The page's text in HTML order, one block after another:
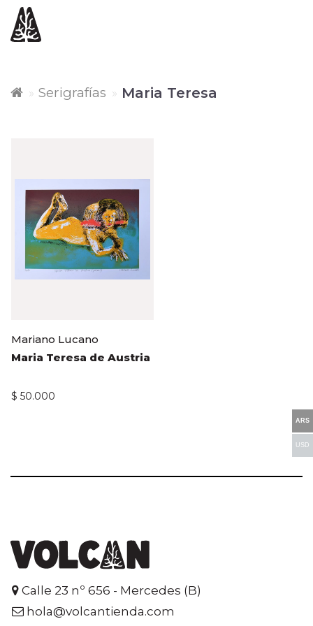
ARS
USD
Serigrafías Maria Teresa
Mariano Lucano
Maria Teresa de Austria
$ 50.000
Calle 23 nº 656 - Mercedes (B)
hola@volcantienda.com